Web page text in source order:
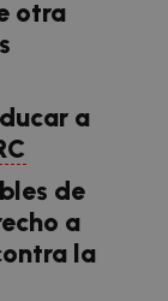
otra
a
de
a
la